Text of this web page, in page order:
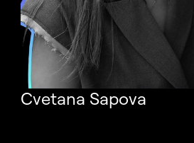
Cvetana Sapova